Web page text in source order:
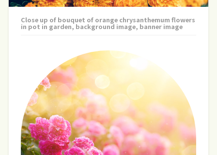
Close up of bouquet of orange chrysanthemum flowers
in pot in garden, background image, banner image